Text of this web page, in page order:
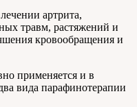
артрита,
травм, растяжений и
кровообращения и
применяется и в
вида парафинотерапии